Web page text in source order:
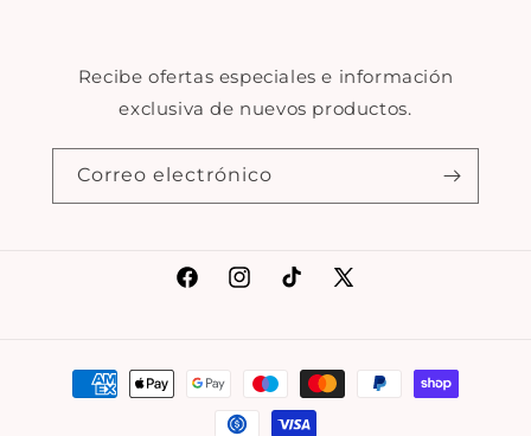
Recibe ofertas especiales e información
exclusiva de nuevos productos.
Correo electrónico
FacebookInstagram
TikTok X
Formas